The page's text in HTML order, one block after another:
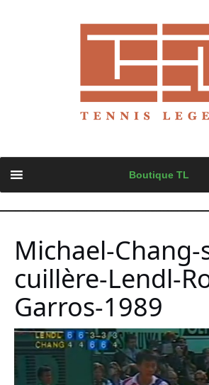
content
Boutique TL
Michael-Chang-
cuillère-Lendl-
Garros-1989